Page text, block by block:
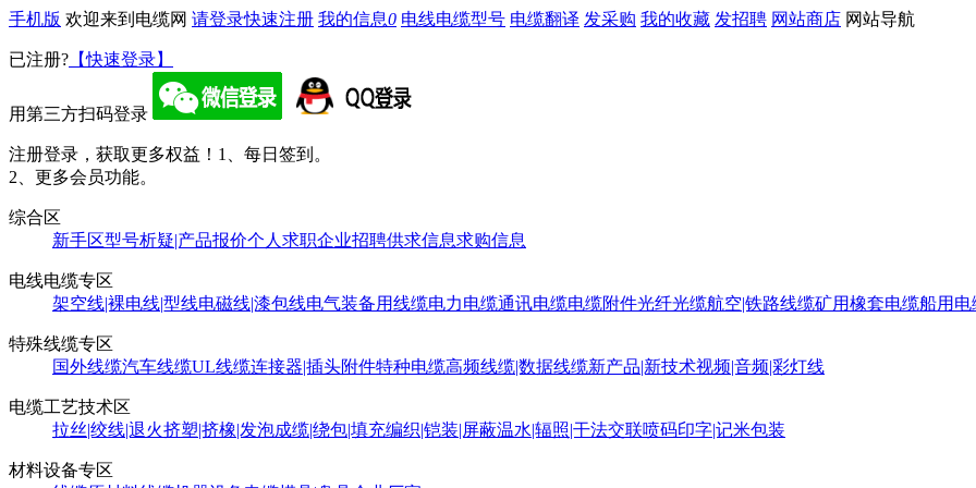
手机版 欢迎来到电缆网 请登录快速注册 我的信息0 电线电缆型号 电缆翻译 发采购 我的收藏 发招聘 网站商店 网站导航
已注册? 【快速登录】
用第三方扫码登录
注册登录，获取更多权益！ 1、每日签到。
2、更多会员功能。
综合区
新手区型号析疑|产品报价个人求职企业招聘供求信息求购信息
电线电缆专区
架空线|裸电线|型线电磁线|漆包线电气装备用线缆电力电缆通讯电缆电缆附件光纤光缆航空|铁路线缆矿用橡套电缆船用电
特殊线缆专区
国外线缆汽车线缆UL线缆连接器|插头附件特种电缆高频线缆|数据线缆新产品|新技术视频|音频|彩灯线
电缆工艺技术区
拉丝|绞线|退火挤塑|挤橡|发泡成缆|绕包|填充编织|铠装|屏蔽温水|辐照|干法交联喷码印字|记米包装
材料设备专区